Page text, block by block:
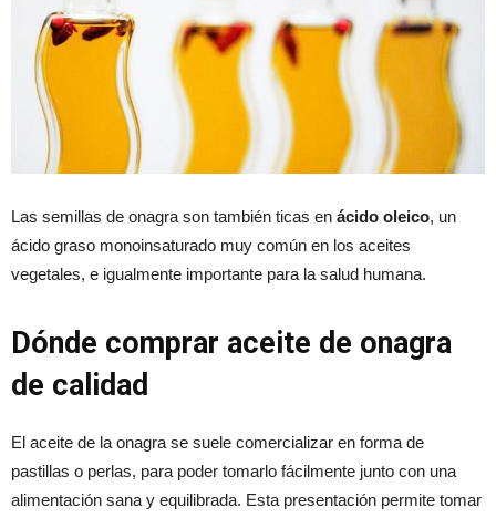
Las semillas de onagra son también ticas en ácido oleico, un
ácido graso monoinsaturado muy común en los aceites
vegetales, e igualmente importante para la salud humana.
Dónde comprar aceite de onagra
de calidad
El aceite de la onagra se suele comercializar en forma de
pastillas o perlas, para poder tomarlo fácilmente junto con una
alimentación sana y equilibrada. Esta presentación permite tomar